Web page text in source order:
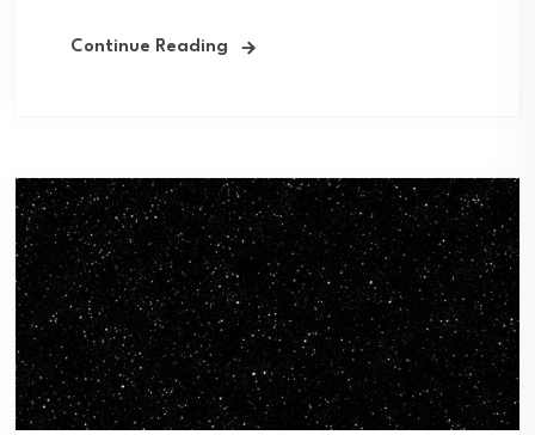
Continue Reading